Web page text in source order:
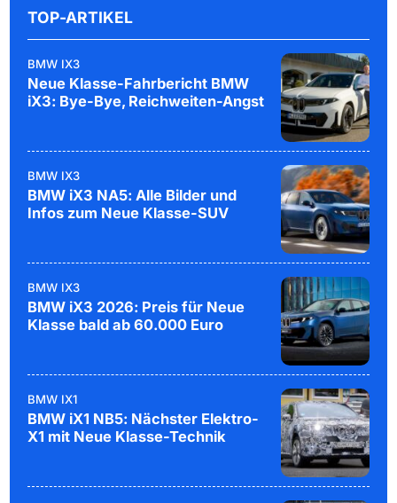
TOP-ARTIKEL
BMW IX3
Neue Klasse-Fahrbericht BMW
iX3: Bye-Bye, Reichweiten-Angst
BMW IX3
BMW iX3 NA5: Alle Bilder und
Infos zum Neue Klasse-SUV
BMW IX3
BMW iX3 2026: Preis für Neue
Klasse bald ab 60.000 Euro
BMW IX1
BMW iX1 NB5: Nächster Elektro-
X1 mit Neue Klasse-Technik